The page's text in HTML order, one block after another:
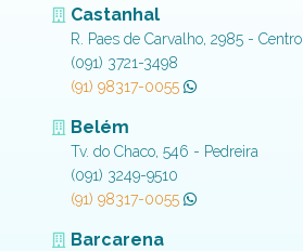
Castanhal
R. Paes de Carvalho, 2985 - Centro
(091) 3721-3498
(91) 98317-0055
Belém
Tv. do Chaco, 546 - Pedreira
(091) 3249-9510
(91) 98317-0055
Barcarena